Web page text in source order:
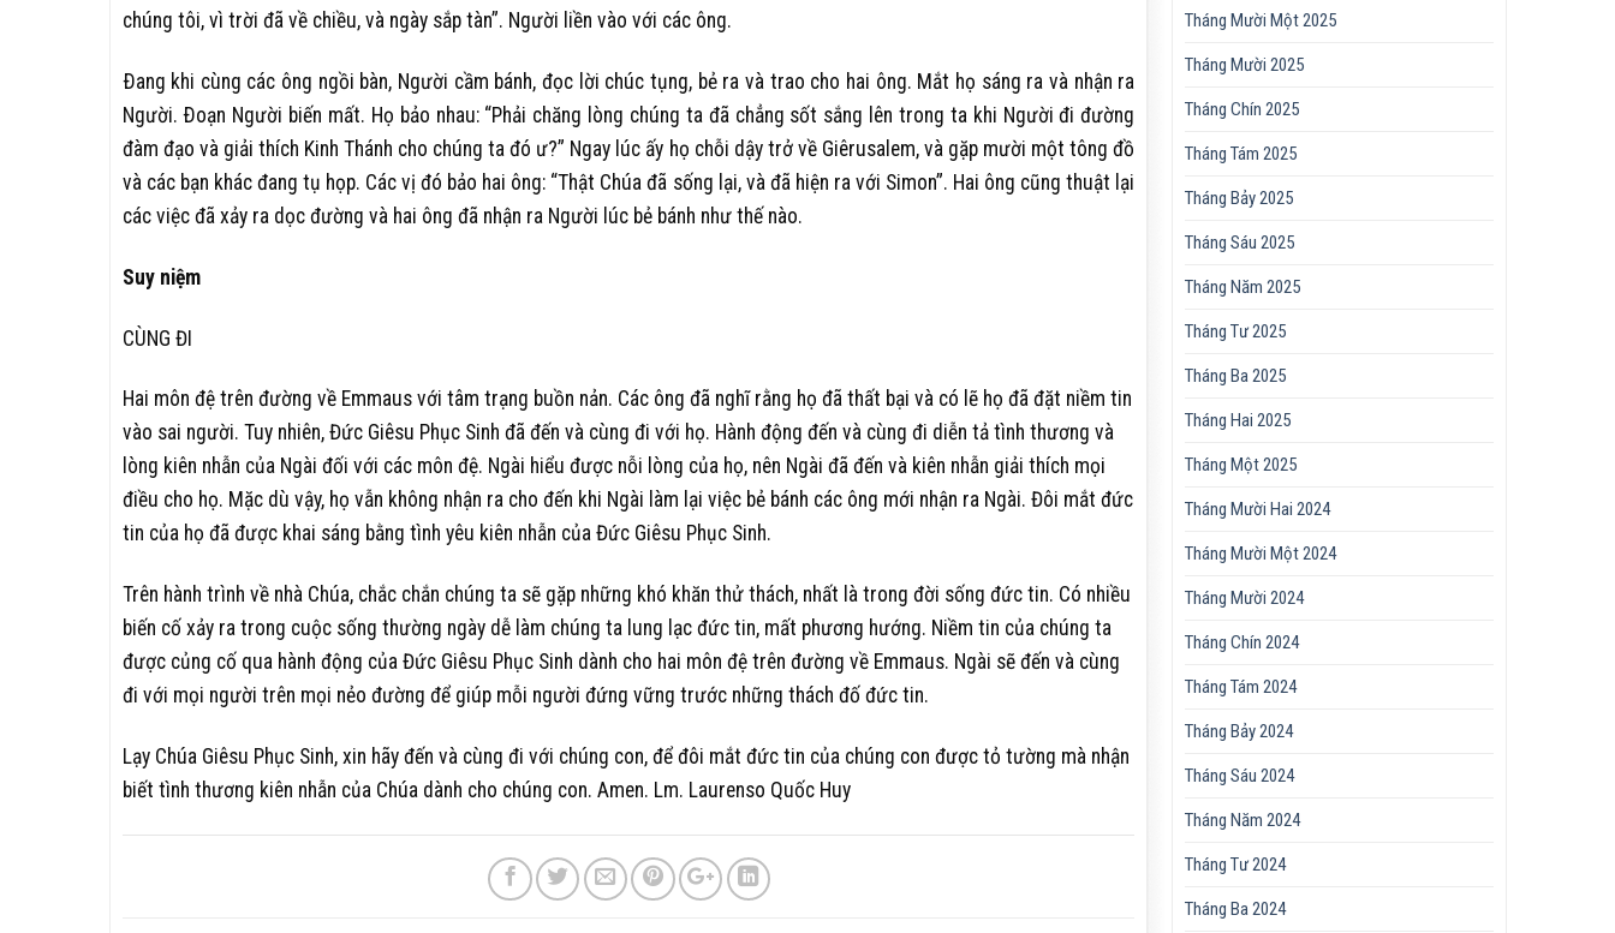
chúng tôi, vì trời đã về chiều, và ngày sắp tàn”. Người liền vào với các ông.
Ðang khi cùng các ông ngồi bàn, Người cầm bánh, đọc lời chúc tụng, bẻ ra và trao cho hai ông. Mắt họ sáng ra và nhận ra
Người. Ðoạn Người biến mất. Họ bảo nhau: “Phải chăng lòng chúng ta đã chẳng sốt sắng lên trong ta khi Người đi đường
đàm đạo và giải thích Kinh Thánh cho chúng ta đó ư?” Ngay lúc ấy họ chỗi dậy trở về Giêrusalem, và gặp mười một tông đồ
và các bạn khác đang tụ họp. Các vị đó bảo hai ông: “Thật Chúa đã sống lại, và đã hiện ra với Simon”. Hai ông cũng thuật lại
các việc đã xảy ra dọc đường và hai ông đã nhận ra Người lúc bẻ bánh như thế nào.
Suy niệm
CÙNG ĐI
Hai môn đệ trên đường về Emmaus với tâm trạng buồn nản. Các ông đã nghĩ rằng họ đã thất bại và có lẽ họ đã đặt niềm tin
vào sai người. Tuy nhiên, Đức Giêsu Phục Sinh đã đến và cùng đi với họ. Hành động đến và cùng đi diễn tả tình thương và
lòng kiên nhẫn của Ngài đối với các môn đệ. Ngài hiểu được nỗi lòng của họ, nên Ngài đã đến và kiên nhẫn giải thích mọi
điều cho họ. Mặc dù vậy, họ vẫn không nhận ra cho đến khi Ngài làm lại việc bẻ bánh các ông mới nhận ra Ngài. Đôi mắt đức
tin của họ đã được khai sáng bằng tình yêu kiên nhẫn của Đức Giêsu Phục Sinh.
Trên hành trình về nhà Chúa, chắc chắn chúng ta sẽ gặp những khó khăn thử thách, nhất là trong đời sống đức tin. Có nhiều
biến cố xảy ra trong cuộc sống thường ngày dễ làm chúng ta lung lạc đức tin, mất phương hướng. Niềm tin của chúng ta
được củng cố qua hành động của Đức Giêsu Phục Sinh dành cho hai môn đệ trên đường về Emmaus. Ngài sẽ đến và cùng
đi với mọi người trên mọi nẻo đường để giúp mỗi người đứng vững trước những thách đố đức tin.
Lạy Chúa Giêsu Phục Sinh, xin hãy đến và cùng đi với chúng con, để đôi mắt đức tin của chúng con được tỏ tường mà nhận
biết tình thương kiên nhẫn của Chúa dành cho chúng con. Amen. Lm. Laurenso Quốc Huy
Tháng Mười Một 2025
Tháng Mười 2025
Tháng Chín 2025
Tháng Tám 2025
Tháng Bảy 2025
Tháng Sáu 2025
Tháng Năm 2025
Tháng Tư 2025
Tháng Ba 2025
Tháng Hai 2025
Tháng Một 2025
Tháng Mười Hai 2024
Tháng Mười Một 2024
Tháng Mười 2024
Tháng Chín 2024
Tháng Tám 2024
Tháng Bảy 2024
Tháng Sáu 2024
Tháng Năm 2024
Tháng Tư 2024
Tháng Ba 2024